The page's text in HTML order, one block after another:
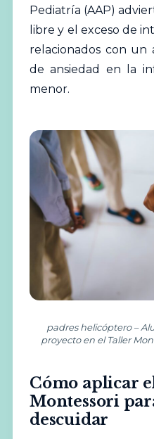
Pediatría (AAP)
libre y el exceso de
relacionados con un
de ansiedad en la
menor.
padres helicóptero –
proyecto en el Taller
Cómo aplicar
Montessori
descuidar